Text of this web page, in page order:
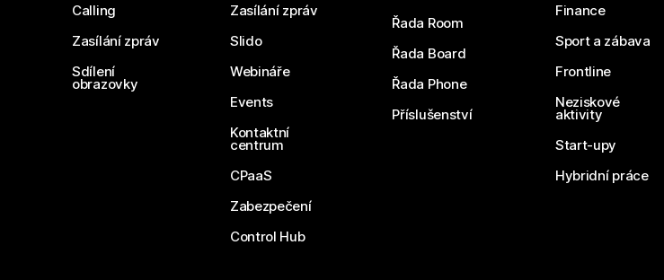
Calling
Zasílání zpráv
Sdílení
obrazovky
Zasílání zpráv
Slido
Webináře
Events
Kontaktní
centrum
CPaaS
Zabezpečení
Control Hub
Řada Room
Řada Board
Řada Phone
Příslušenství
Finance
Sport a zábava
Frontline
Neziskové
aktivity
Start-upy
Hybridní práce